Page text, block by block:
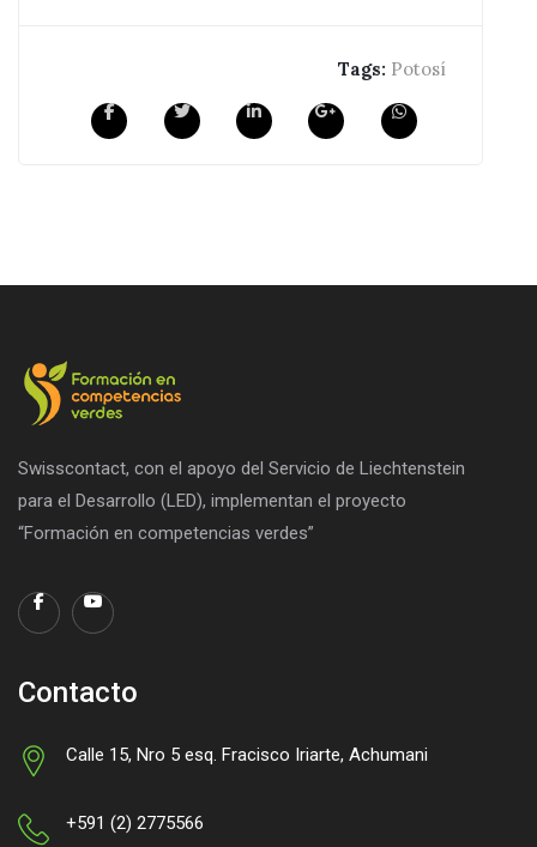
Tags: Potosí
Swisscontact, con el apoyo del Servicio de Liechtenstein
para el Desarrollo (LED), implementan el proyecto
“Formación en competencias verdes”
Contacto
Calle 15, Nro 5 esq. Fracisco Iriarte, Achumani
+591 (2) 2775566